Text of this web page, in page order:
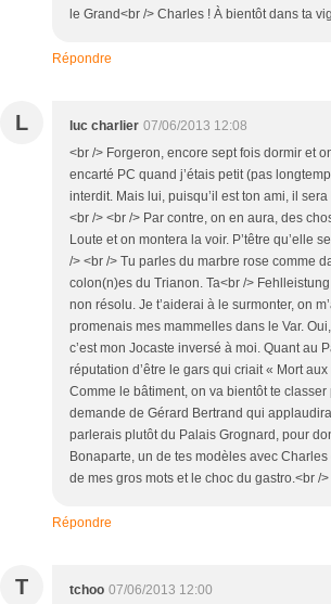
le Grand<br /> Charles ! À bientôt dans ta
Répondre
L luc charlier 07/06/2013 12:08
<br /> Forgeron, encore sept fois dormir et
encarté PC quand j’étais petit (pas
interdit. Mais lui, puisqu’il est ton ami, il
<br /> <br /> Par contre, on en aura, des
Loute et on montera la voir. P’têtre qu’elle
/> <br /> Tu parles du marbre rose comme
colon(n)es du Trianon. Ta<br />
non résolu. Je t’aiderai à le surmonter, on
promenais mes mammelles dans le Var.
c’est mon Jocaste inversé à moi. Quant au
réputation d’être le gars qui criait « Mort
Comme le bâtiment, on va bientôt te
demande de Gérard Bertrand qui
parlerais plutôt du Palais Grognard, pour
Bonaparte, un de tes modèles avec
de mes gros mots et le choc du gastro.<br />
Répondre
T tchoo 07/06/2013 12:00